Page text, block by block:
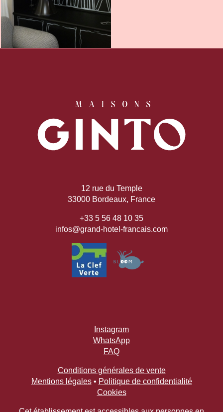
Instagram
WhatsApp
FAQ
Conditions générales de vente
Mentions légales• Politique de confidentialité
Cookies
12 rue du Temple
33000 Bordeaux, France
+33 5 56 48 10 35
infos@grand-hotel-francais.com